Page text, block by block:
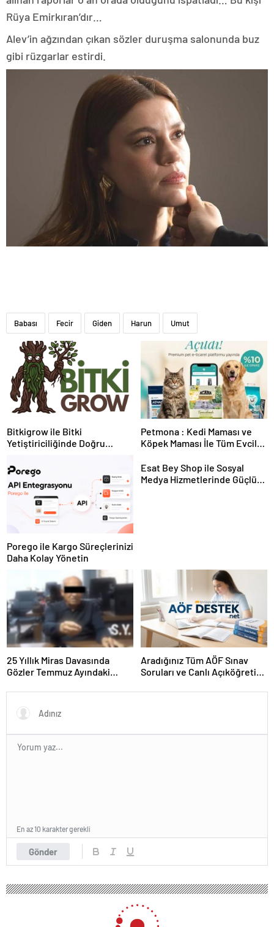
Rüya Emirkıran’dır…
Alev’in ağzından çıkan sözler duruşma salonunda buz
gibi rüzgarlar estirdi.
Babası Fecir Giden Harun Umut
Bitkigrow ile Bitki
Yetiştiriciliğinde Doğru
Petmona : Kedi Maması ve
Köpek Maması İle Tüm Evcil
Porego ile Kargo Süreçlerinizi
Daha Kolay Yönetin
Esat Bey Shop ile Sosyal
Medya Hizmetlerinde Güçlü
25 Yıllık Miras Davasında
Gözler Temmuz Ayındaki
Aradığınız Tüm AÖF Sınav
Soruları ve Canlı Açıköğretim
Gönder
En az 10 karakter gerekli